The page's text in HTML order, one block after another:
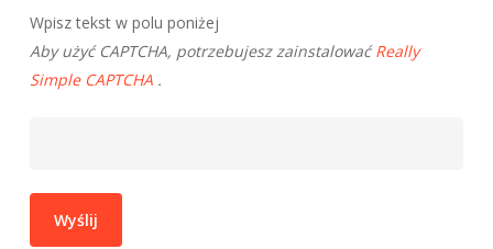
Wpisz tekst w polu poniżej
Aby użyć CAPTCHA, potrzebujesz zainstalowaćReally
Simple CAPTCHA.